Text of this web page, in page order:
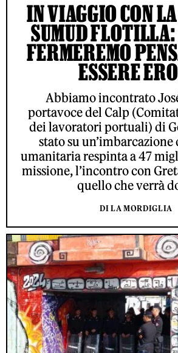
IN VIAGGIO CON
SUMUD FLOTILLA:
FERMEREMO
ESSERE
Abbiamo incontrato
portavoce del Calp
dei lavoratori portuali) di
stato su
umanitaria respinta a 47
missione, l’incontro con
quello che verrà
DI LA MORDIGLIA